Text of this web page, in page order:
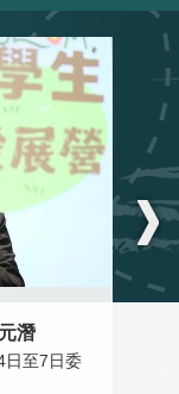
潛
日至7日委